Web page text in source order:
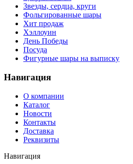
Звезды, сердца, круги
Фольгированные шары
Хит продаж
Хэллоуин
День Победы
Посуда
Фигурные шары на выписку
Навигация
О компании
Каталог
Новости
Контакты
Доставка
Реквизиты
Навигация